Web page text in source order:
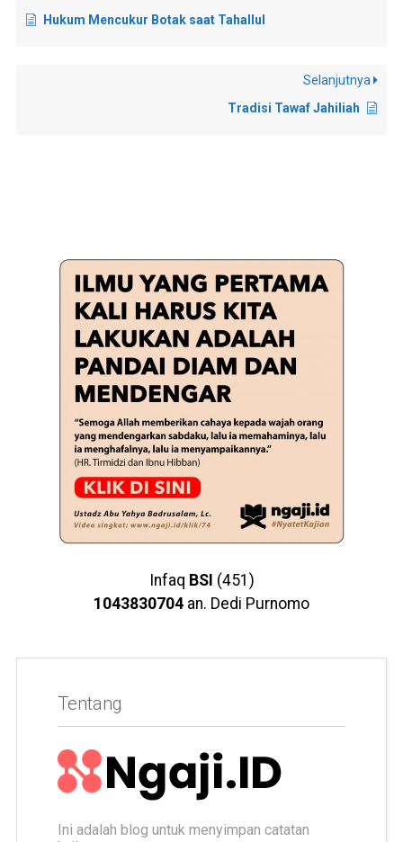
Hukum Mencukur Botak saat Tahallul
Selanjutnya
Tradisi Tawaf Jahiliah
Infaq BSI (451)
1043830704 an. Dedi Purnomo
Tentang
Ini adalah blog untuk menyimpan catatan